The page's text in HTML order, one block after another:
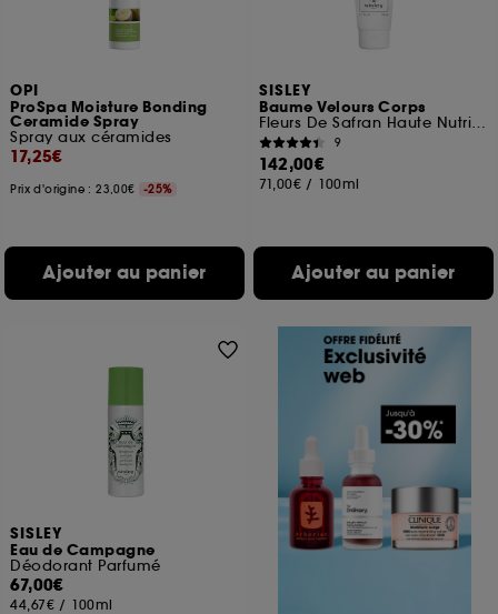
OPI
ProSpa Moisture Bonding
Ceramide Spray
Spray aux céramides
17,25€
Prix d'origine : 23,00€ -25%
Ajouter au panier
SISLEY
Baume Velours Corps
Fleurs De Safran Haute Nutrition
9
142,00€
71,00€ / 100ml
Ajouter au panier
SISLEY
Eau de Campagne
Déodorant Parfumé
67,00€
44,67€ / 100ml